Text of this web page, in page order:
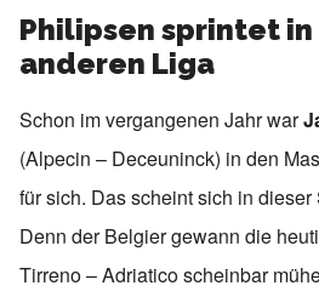
Philipsen sprintet
anderen Liga
Schon im vergangenen Jahr war
(Alpecin – Deceuninck) in den
für sich. Das scheint sich in
Denn der Belgier gewann die
Tirreno – Adriatico scheinbar